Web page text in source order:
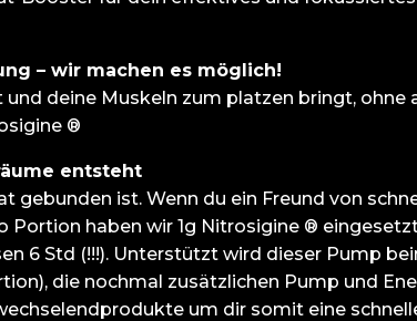
– wir machen es möglich!
deine Muskeln zum platzen bringt, ohne
®
entsteht
gebunden ist. Wenn du ein Freund von
haben wir 1g Nitrosigine ®
6 Std (!!!). Unterstützt wird dieser Pump
die nochmal zusätzlichen Pump und
um dir somit eine